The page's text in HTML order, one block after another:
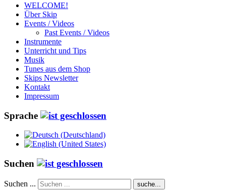
WELCOME!
Über Skip
Events / Videos
Past Events / Videos
Instrumente
Unterricht und Tips
Musik
Tunes aus dem Shop
Skips Newsletter
Kontakt
Impressum
Sprache
Suchen
Suchen ... suche...